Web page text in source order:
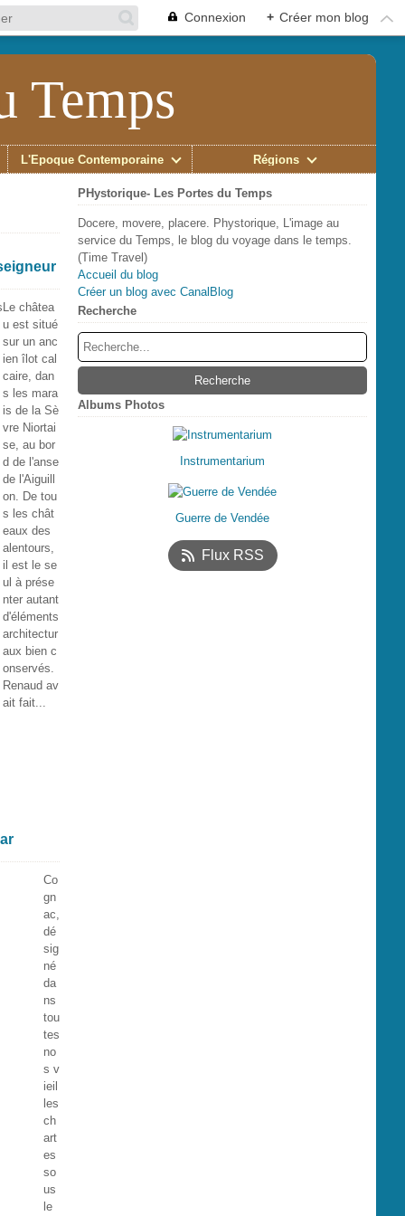
Connexion + Créer mon blog
Temps
L'Époque Contemporaine Régions
Le châtea
u est situé
sur un anc
ien îlot cal
caire, dan
s les mara
is de la Sè
vre Niortai
se, au bor
d de l'anse
de l'Aiguill
on. De tou
s les chât
eaux des
alentours,
il est le se
ul à prése
nter autant
d'éléments
architectur
aux bien c
onservés.
Renaud av
ait fait...
Co
gn
ac,
dé
sig
né
da
ns
tou
tes
no
s v
ieil
les
ch
art
es
so
us
le
PHystorique- Les Portes du Temps
Docere, movere, placere. Phystorique, L'image au
service du Temps, le blog du voyage dans le temps.
(Time Travel)
Accueil du blog
Créer un blog avec CanalBlog
Recherche
Albums Photos
Instrumentarium
Guerre de Vendée
Flux RSS